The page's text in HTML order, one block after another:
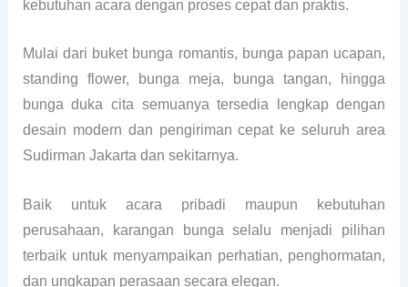
kebutuhan acara dengan proses cepat dan praktis.
Mulai dari buket bunga romantis, bunga papan ucapan,
standing flower, bunga meja, bunga tangan, hingga
bunga duka cita semuanya tersedia lengkap dengan
desain modern dan pengiriman cepat ke seluruh area
Sudirman Jakarta dan sekitarnya.
Baik untuk acara pribadi maupun kebutuhan
perusahaan, karangan bunga selalu menjadi pilihan
terbaik untuk menyampaikan perhatian, penghormatan,
dan ungkapan perasaan secara elegan.